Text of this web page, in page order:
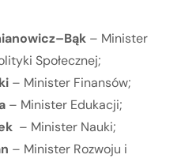
– Minister
Społecznej;
– Minister Finansów;
– Minister Edukacji;
– Minister Nauki;
– Minister Rozwoju i